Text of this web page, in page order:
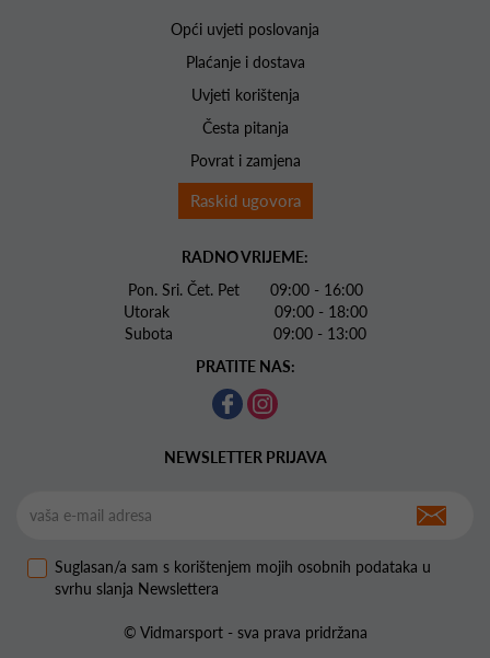
Opći uvjeti poslovanja
Plaćanje i dostava
Uvjeti korištenja
Česta pitanja
Povrat i zamjena
Raskid ugovora
RADNO VRIJEME:
Pon. Sri. Čet. Pet 09:00 - 16:00
Utorak 09:00 - 18:00
Subota 09:00 - 13:00
PRATITE NAS:
NEWSLETTER PRIJAVA
Suglasan/a sam s korištenjem mojih osobnih podataka u
svrhu slanja Newslettera
© Vidmarsport - sva prava pridržana